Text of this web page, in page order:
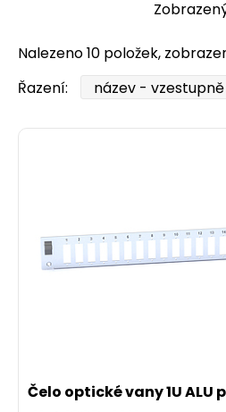
Nalezeno 10 položek,
Řazení:
Čelo optické vany 1U ALU pro 24 SC duplex FP-